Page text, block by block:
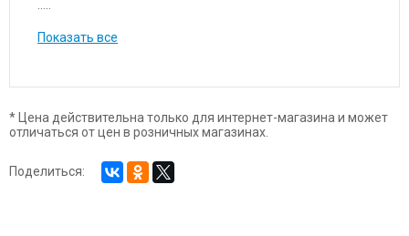
Показать все
* Цена действительна только для интернет-магазина и может
отличаться от цен в розничных магазинах.
Поделиться: